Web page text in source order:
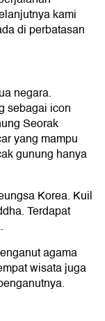
kami
di perbatasan
negara.
sebagai icon
Seorak
yang mampu
gunung hanya
Korea. Kuil
Terdapat
agama
wisata juga